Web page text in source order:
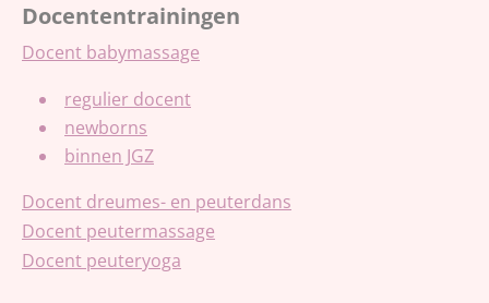
Docententrainingen
Docent babymassage
regulier docent
newborns
binnen JGZ
Docent dreumes- en peuterdans
Docent peutermassage
Docent peuteryoga